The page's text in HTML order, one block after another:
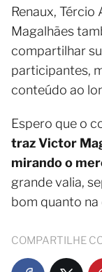
Renaux,
Magalhães
compartilhar
participantes,
conteúdo ao
Espero que o
traz Victor
mirando o
grande valia,
bom quanto
COMPARTILHE